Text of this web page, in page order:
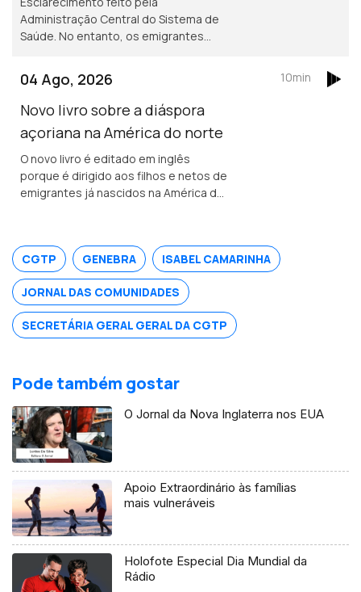
Administração Central do Sistema de
Saúde. No entanto, os emigrantes
04 Ago, 2026
Novo livro sobre a diáspora
açoriana na América do norte
O novo livro é editado em inglês
porque é dirigido aos filhos e netos de
emigrantes já nascidos na América do
durante uma semana, por causa dos
incêndios.
10min
CGTP GENEBRA ISABEL CAMARINHA
JORNAL DAS COMUNIDADES
SECRETÁRIA GERAL GERAL DA CGTP
Pode também gostar
O Jornal da Nova Inglaterra nos EUA
Apoio Extraordinário às famílias
mais vulneráveis
Holofote Especial Dia Mundial da
Rádio